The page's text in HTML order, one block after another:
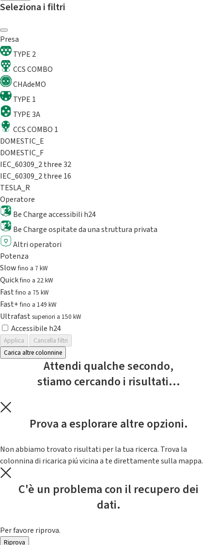
Seleziona i filtri
Presa
TYPE 2
CCS COMBO
CHAdeMO
TYPE 1
TYPE 3A
CCS COMBO 1
DOMESTIC_E
DOMESTIC_F
IEC_60309_2 three 32
IEC_60309_2 three 16
TESLA_R
Operatore
Be Charge accessibili h24
Be Charge ospitate da una struttura privata
Altri operatori
Potenza
Slowfino a 7 kW
Quickfino a 22 kW
Fastfino a 75 kW
Fast+fino a 149 kW
Ultrafast superiori a 150 kW
Accessibile h24
Applica
Cancella filtri
Carica altre colonnine
Attendi qualche secondo,
stiamo cercando i risultati...
Prova a esplorare altre opzioni.
Non abbiamo trovato risultati per la tua ricerca. Trova la
colonnina di ricarica piú vicina a te direttamente sulla mappa.
C'è un problema con il recupero dei
dati.
Per favore riprova.
Riprova